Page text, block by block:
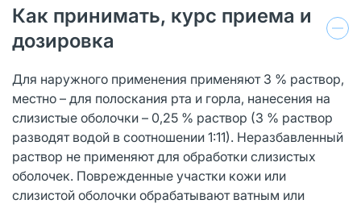
Как принимать, курс приема и
дозировка
Для наружного применения применяют 3 % раствор,
местно – для полоскания рта и горла, нанесения на
слизистые оболочки – 0,25 % раствор (3 % раствор
разводят водой в соотношении 1:11). Неразбавленный
раствор не применяют для обработки слизистых
оболочек. Поврежденные участки кожи или
слизистой оболочки обрабатывают ватным или